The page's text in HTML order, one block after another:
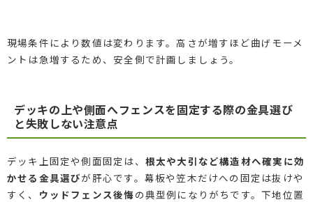
現場条件により数値は変わります。高さが増すほど曲げモーメ
ントは急増するため、安全側で計画しましょう。
デッキの上や側面へフェンスを固定する際の金具選び
と失敗しない注意点
デッキ上固定や側面固定は、 根太や大引など構造材へ確実に効
かせる金具選びが肝心です。幕板や笠木だけへの固定は抜けや
すく、 ウッドフェンス後悔の典型例になりがちです。下地位置